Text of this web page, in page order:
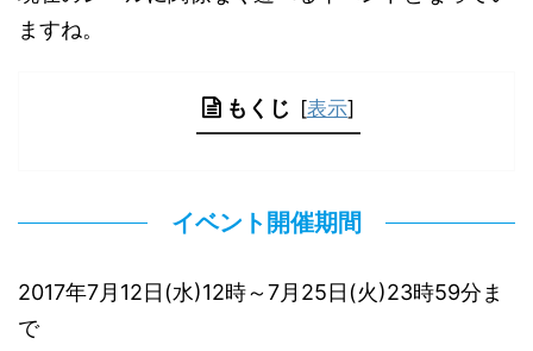
ますね。
もくじ [表示]
イベント開催期間
2017年7月12日(水)12時～7月25日(火)23時59分ま
で